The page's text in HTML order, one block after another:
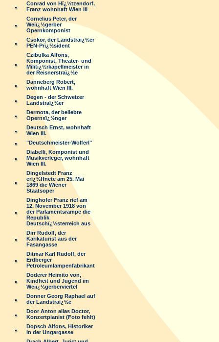
Conrad von Hï¿½tzendorf,
Franz wohnhaft Wien III
Cornelius Peter, der
Weiï¿½gerber
Opernkomponist
Csokor, der Landstraï¿½er
PEN-Prï¿½sident
Czibulka Alfons,
Komponist, Theater- und
Militï¿½rkapellmeister in
der Reisnerstraï¿½e
Danneberg Robert,
wohnhaft Wien III.
Degen - der Schweizer
Landstraï¿½er
Dermota, der beliebte
Opernsï¿½nger
Deutsch Ernst, wohnhaft
Wien III.
"Deutschmeister-Wolferl"
Diabelli, Komponist und
Musikverleger, wohnhaft
Wien III.
Dingelstedt Franz
erï¿½ffnete am 25. Mai
1869 die Wiener
Staatsoper
Dinghofer Franz rief am
12. November 1918 von
der Parlamentsrampe die
Republik
Deutschï¿½sterreich aus
Dirr Rudolf, der
Karikaturist aus der
Fasangasse
Ditmar Karl Rudolf, der
Erdberger
Petroleumlampenfabrikant
Doderer Heimito von,
Kindheit und Jugend im
Weiï¿½gerberviertel
Donner Georg Raphael auf
der Landstraï¿½e
Door Anton alias Doctor,
Konzertpianist (Foto fehlt)
Dopsch Alfons, Historiker
in der Ungargasse